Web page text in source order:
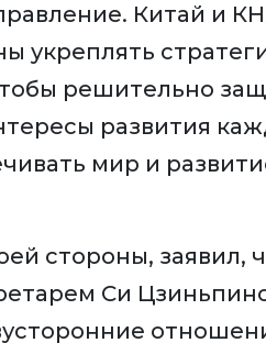
Китай и
укреплять
решительно
развития
мир и
стороны, заявил,
Си